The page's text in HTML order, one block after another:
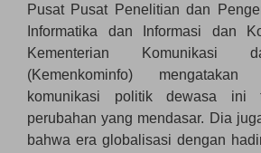
Pusat Pusat Penelitian dan
Informatika dan Informasi dan
Kementerian Komunikasi
(Kemenkominfo)
komunikasi politik dewasa ini
perubahan yang mendasar. Dia
bahwa era globalisasi dengan